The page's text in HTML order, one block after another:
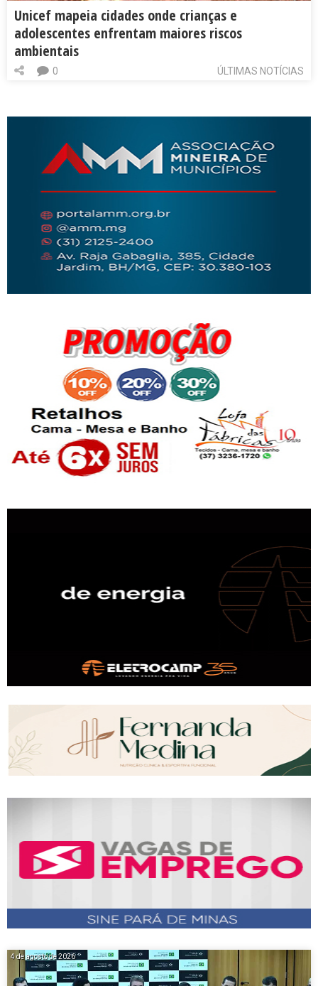
Unicef mapeia cidades onde crianças e
adolescentes enfrentam maiores riscos
ambientais
ÚLTIMAS NOTÍCIAS
0
4 de agosto de 2026